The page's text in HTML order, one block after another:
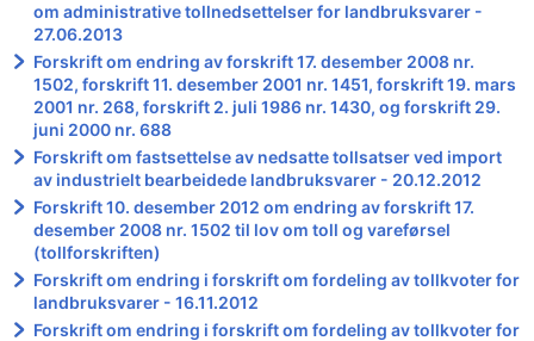
om administrative tollnedsettelser for landbruksvarer -
27.06.2013
Forskrift om endring av forskrift 17. desember 2008 nr.
1502, forskrift 11. desember 2001 nr. 1451, forskrift 19. mars
2001 nr. 268, forskrift 2. juli 1986 nr. 1430, og forskrift 29.
juni 2000 nr. 688
Forskrift om fastsettelse av nedsatte tollsatser ved import
av industrielt bearbeidede landbruksvarer - 20.12.2012
Forskrift 10. desember 2012 om endring av forskrift 17.
desember 2008 nr. 1502 til lov om toll og vareførsel
(tollforskriften)
Forskrift om endring i forskrift om fordeling av tollkvoter for
landbruksvarer - 16.11.2012
Forskrift om endring i forskrift om fordeling av tollkvoter for